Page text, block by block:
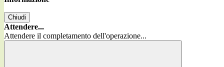
Chiudi
Attendere...
Attendere il completamento dell'operazione...